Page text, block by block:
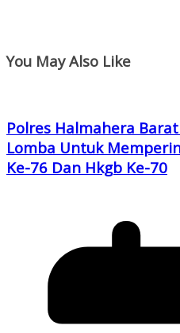
You May Also Like
Polres Halmahera
Lomba Untuk
Ke-76 Dan Hkgb Ke-70